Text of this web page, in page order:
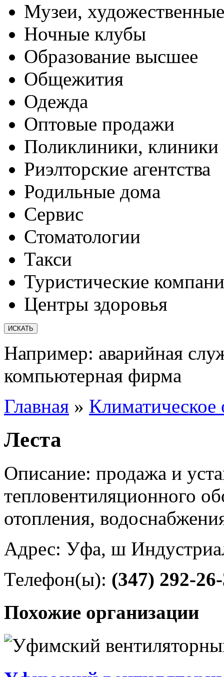
Музеи,
Ночные клубы
Образование высшее
Общежития
Одежда
Оптовые продажи
Поликлиники, клиники
Риэлторские агентства
Родильные дома
Сервис
Стоматологии
Такси
Туристические
Центры здоровья
Например: аварийная
компьютерная фирма
Главная » Климатическое
Леста
Описание: продажа и
тепловентиляционного
отопления,
Адрес: Уфа, ш
Телефон(ы): (347) 292-
Похожие организации